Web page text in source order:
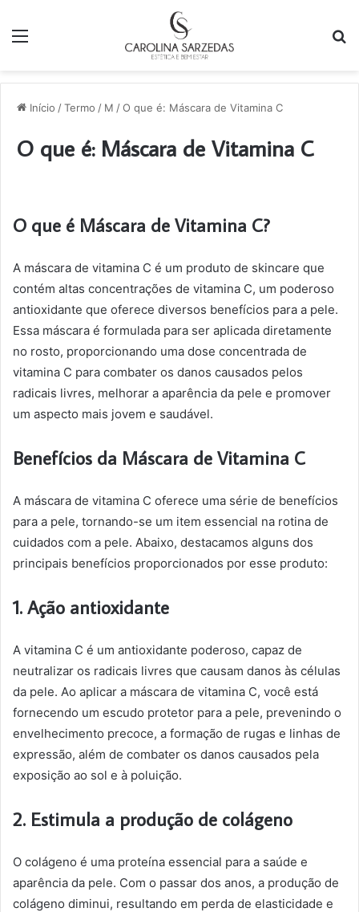
Início /Termo / M /O que é: Máscara de Vitamina C
O que é: Máscara de Vitamina C
O que é Máscara de Vitamina C?
A máscara de vitamina C é um produto de skincare que
contém altas concentrações de vitamina C, um poderoso
antioxidante que oferece diversos benefícios para a pele.
Essa máscara é formulada para ser aplicada diretamente
no rosto, proporcionando uma dose concentrada de
vitamina C para combater os danos causados pelos
radicais livres, melhorar a aparência da pele e promover
um aspecto mais jovem e saudável.
Benefícios da Máscara de Vitamina C
A máscara de vitamina C oferece uma série de benefícios
para a pele, tornando-se um item essencial na rotina de
cuidados com a pele. Abaixo, destacamos alguns dos
principais benefícios proporcionados por esse produto:
1. Ação antioxidante
A vitamina C é um antioxidante poderoso, capaz de
neutralizar os radicais livres que causam danos às células
da pele. Ao aplicar a máscara de vitamina C, você está
fornecendo um escudo protetor para a pele, prevenindo o
envelhecimento precoce, a formação de rugas e linhas de
expressão, além de combater os danos causados pela
exposição ao sol e à poluição.
2. Estimula a produção de colágeno
O colágeno é uma proteína essencial para a saúde e
aparência da pele. Com o passar dos anos, a produção de
colágeno diminui, resultando em perda de elasticidade e